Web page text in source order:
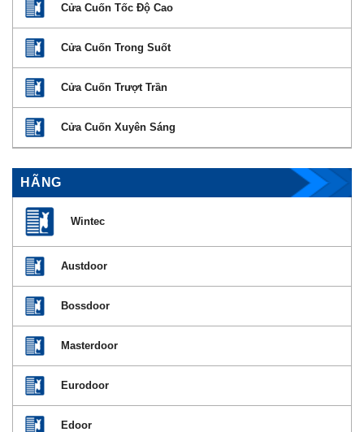
Cửa Cuốn Tốc Độ Cao
Cửa Cuốn Trong Suốt
Cửa Cuốn Trượt Trần
Cửa Cuốn Xuyên Sáng
HÃNG
Wintec
Austdoor
Bossdoor
Masterdoor
Eurodoor
Edoor